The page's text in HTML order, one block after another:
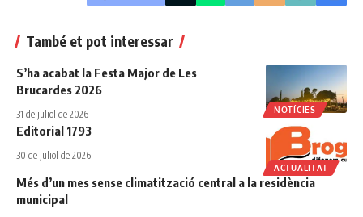
També et pot interessar
NOTÍCIES
S’ha acabat la Festa Major de Les
Brucardes 2026
31 de juliol de 2026
ACTUALITAT
Editorial 1793
30 de juliol de 2026
Més d’un mes sense climatització central a la residència
municipal